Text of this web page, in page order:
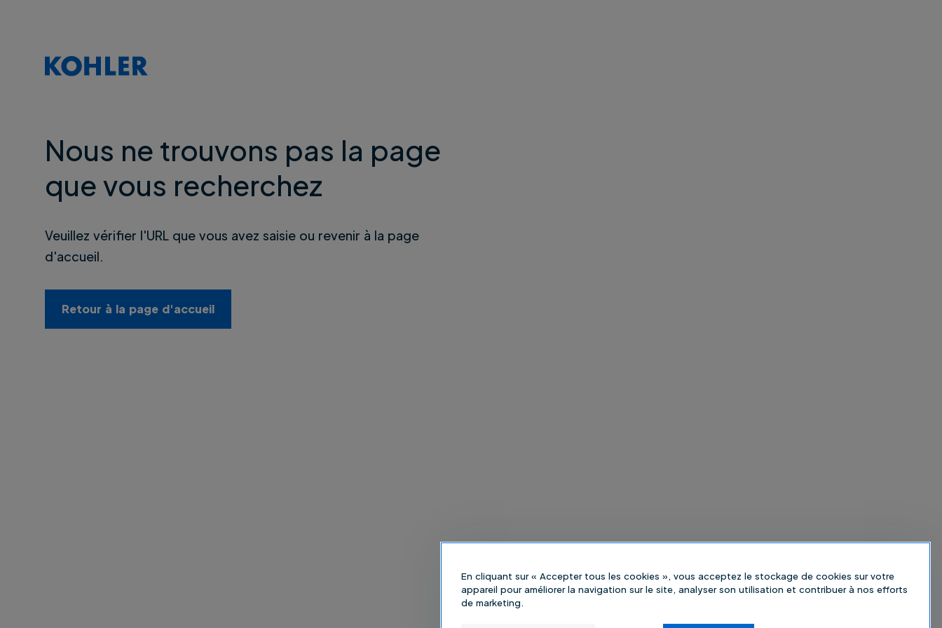
Nous ne trouvons pas la page
que vous recherchez
Veuillez vérifier l'URL que vous avez saisie ou revenir à la page
d'accueil.
Retour à la page d'accueil
En cliquant sur « Accepter tous les cookies », vous acceptez le stockage de cookies sur votre
appareil pour améliorer la navigation sur le site, analyser son utilisation et contribuer à nos efforts
de marketing.